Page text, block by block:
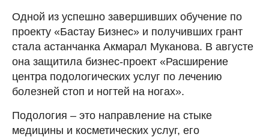
Одной из успешно завершивших обучение по
проекту «Бастау Бизнес» и получивших грант
стала астанчанка Акмарал Муканова. В августе
она защитила бизнес-проект «Расширение
центра подологических услуг по лечению
болезней стоп и ногтей на ногах».
Подология – это направление на стыке
медицины и косметических услуг, его